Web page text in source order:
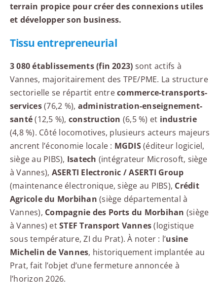
terrain propice pour créer des connexions utiles
et développer son business.
Tissu entrepreneurial
3 080 établissements (fin 2023) sont actifs à
Vannes, majoritairement des TPE/PME. La structure
sectorielle se répartit entrecommerce-transports-
services(76,2 %), administration-enseignement-
santé(12,5 %), construction (6,5 %) et industrie
(4,8 %). Côté locomotives, plusieurs acteurs majeurs
ancrent l’économie locale : MGDIS(éditeur logiciel,
siège au PIBS), Isatech (intégrateur Microsoft, siège
à Vannes), ASERTI Electronic / ASERTI Group
(maintenance électronique, siège au PIBS), Crédit
Agricole du Morbihan (siège départemental à
Vannes), Compagnie des Ports du Morbihan (siège
à Vannes) etSTEF Transport Vannes(logistique
sous température, ZI du Prat). À noter : l’usine
Michelin de Vannes, historiquement implantée au
Prat, fait l’objet d’une fermeture annoncée à
l’horizon 2026.